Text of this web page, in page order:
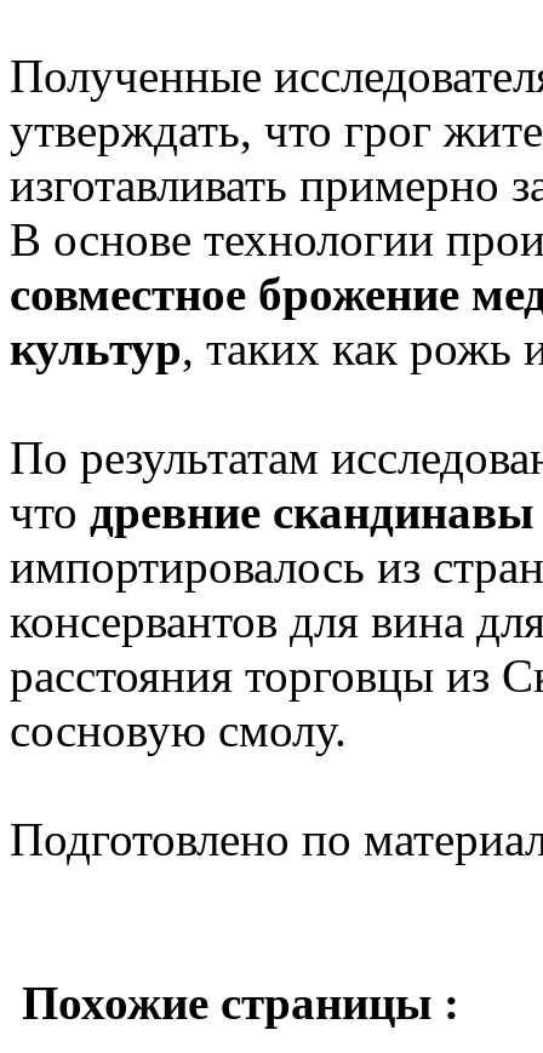
Полученные
утверждать, что грог
изготавливать примерно
В основе технологии
совместное брожение
культур, таких как рожь
По результатам
что древние
импортировалось из
консервантов для вина
расстояния торговцы из
сосновую смолу.
Подготовлено по
Похожие страницы :